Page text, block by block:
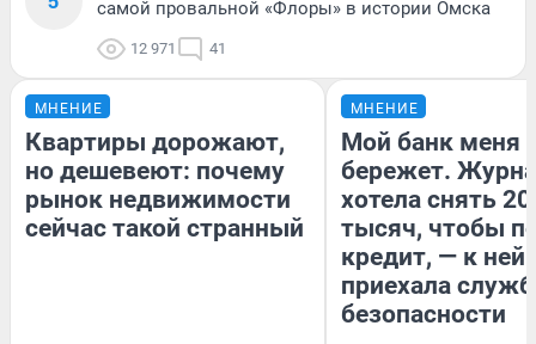
самой провальной «Флоры» в истории Омска
12 971 41
МНЕНИЕ
Квартиры дорожают,
но дешевеют: почему
рынок недвижимости
сейчас такой странный
МНЕНИЕ
Мой банк меня
бережет.
хотела снять
тысяч, чтобы
кредит, — к
приехала
безопасности